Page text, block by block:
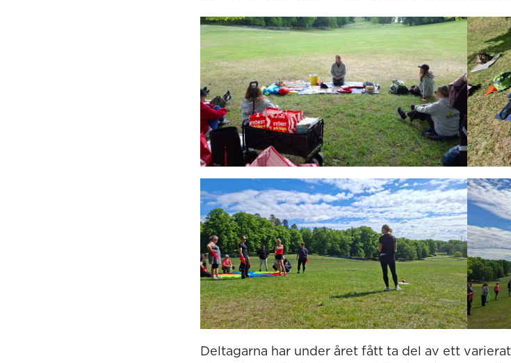
Deltagarna har under året fått ta del av ett